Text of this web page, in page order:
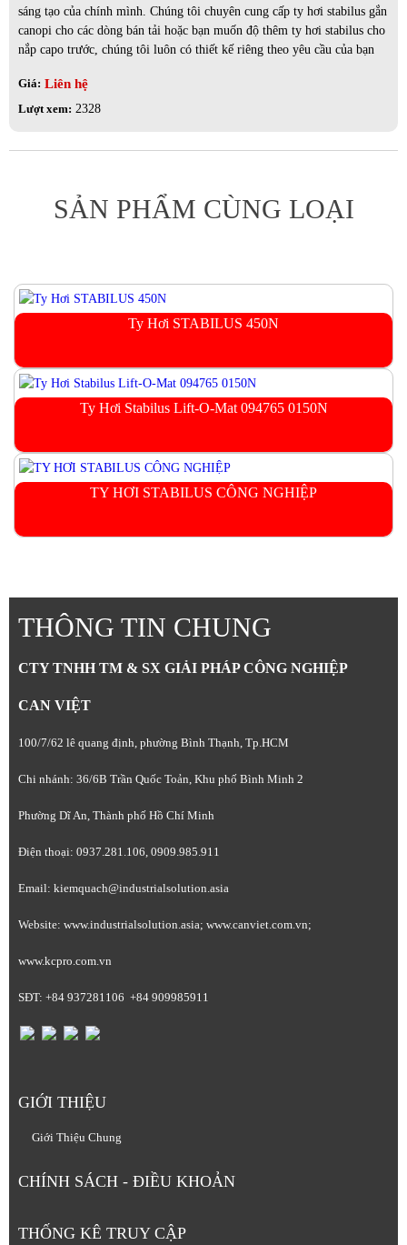
sáng tạo của chính mình. Chúng tôi chuyên cung cấp ty hơi stabilus gắn
canopi cho các dòng bán tải hoặc bạn muốn độ thêm ty hơi stabilus cho
nắp capo trước, chúng tôi luôn có thiết kế riêng theo yêu cầu của bạn
Giá: Liên hệ
Lượt xem: 2328
SẢN PHẨM CÙNG LOẠI
Ty Hơi STABILUS 450N
Ty Hơi Stabilus Lift-O-Mat 094765 0150N
TY HƠI STABILUS CÔNG NGHIỆP
THÔNG TIN CHUNG
CTY TNHH TM & SX GIẢI PHÁP CÔNG NGHIỆP
CAN VIỆT
100/7/62 lê quang định, phường Bình Thạnh, Tp.HCM
Chi nhánh: 36/6B Trần Quốc Toản, Khu phố Bình Minh 2
Phường Dĩ An, Thành phố Hồ Chí Minh
Điện thoại: 0937.281.106, 0909.985.911
Email: kiemquach@industrialsolution.asia
Website: www.industrialsolution.asia; www.canviet.com.vn;
www.kcpro.com.vn
SĐT: +84 937281106 +84 909985911
GIỚI THIỆU
Giới Thiệu Chung
CHÍNH SÁCH - ĐIỀU KHOẢN
THỐNG KÊ TRUY CẬP